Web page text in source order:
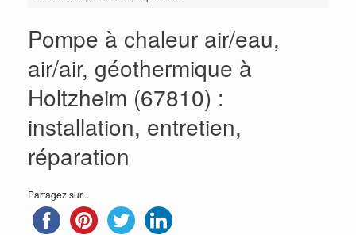
Pompe à chaleur air/eau,
air/air, géothermique à
Holtzheim (67810) :
installation, entretien,
réparation
Partagez sur...